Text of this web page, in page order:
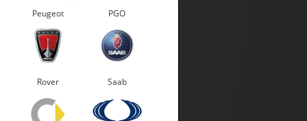
Peugeot PGO
Rover Saab